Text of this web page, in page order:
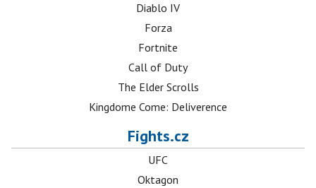
Diablo IV
Forza
Fortnite
Call of Duty
The Elder Scrolls
Kingdome Come: Deliverence
Fights.cz
UFC
Oktagon